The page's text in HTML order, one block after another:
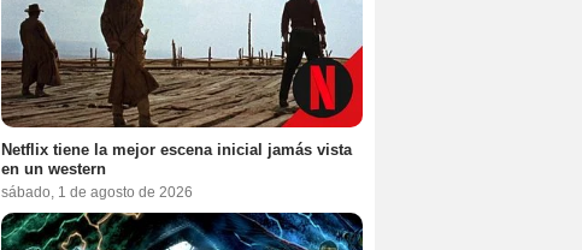
Netflix tiene la mejor escena inicial jamás vista
en un western
sábado, 1 de agosto de 2026